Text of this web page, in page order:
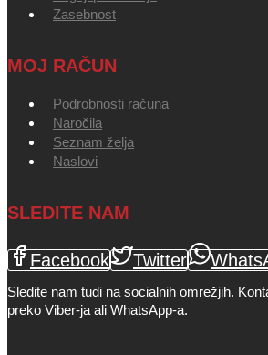
Zasebnost
MOJ RAČUN
Podrobnosti računa
Naročila
Seznam želja
Naslovi
SLEDITE NAM
Facebook Twitter
Sledite nam tudi na socialnih omrežjih.
preko Viber-ja ali WhatsApp-a.